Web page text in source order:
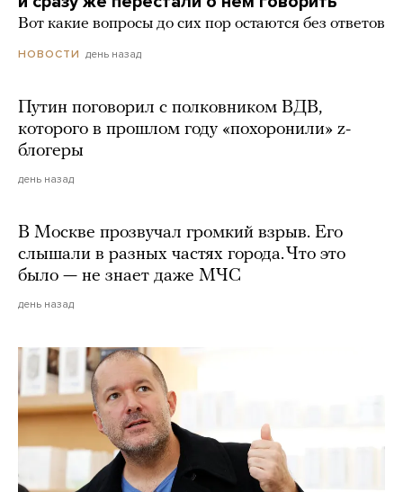
Вот какие вопросы до сих пор остаются без ответов
НОВОСТИ день назад
Путин поговорил с полковником ВДВ,
которого в прошлом году «похоронили» z-
блогеры
день назад
В Москве прозвучал громкий взрыв. Его
слышали в разных частях города. Что это
было — не знает даже МЧС
день назад